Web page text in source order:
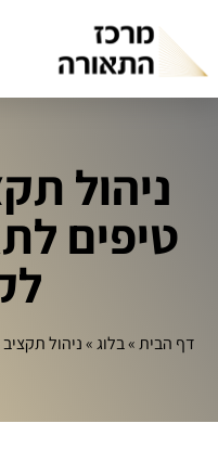
ניהול
טיפים
דף הבית»בלוג»ניהול